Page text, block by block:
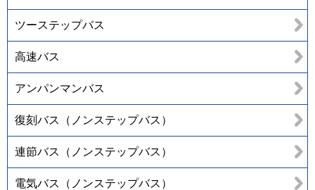
ツーステップバス
高速バス
アンパンマンバス
復刻バス（ノンステップバス）
連節バス（ノンステップバス）
電気バス（ノンステップバス）